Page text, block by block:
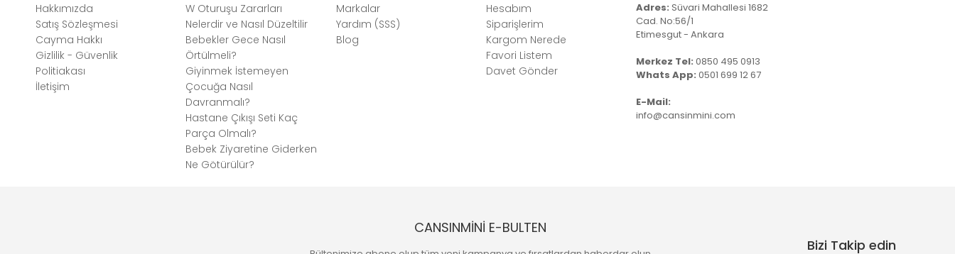
Hakkımızda
Satış Sözleşmesi
Cayma Hakkı
Gizlilik - Güvenlik
Politiakası
İletişim
W Oturuşu Zararları
Nelerdir ve Nasıl Düzeltilir
Bebekler Gece Nasıl
Örtülmeli?
Giyinmek İstemeyen
Çocuğa Nasıl
Davranmalı?
Hastane Çıkışı Seti Kaç
Parça Olmalı?
Bebek Ziyaretine Giderken
Ne Götürülür?
Markalar
Yardım (SSS)
Blog
Hesabım
Siparişlerim
Kargom Nerede
Favori Listem
Davet Gönder
Adres: Süvari Mahallesi 1682
Cad. No:56/1
Etimesgut - Ankara
Merkez Tel: 0850 495 0913
Whats App: 0501 699 12 67
E-Mail:
info@cansinmini.com
CANSINMİNİ E-BULTEN
Bizi Takip edin